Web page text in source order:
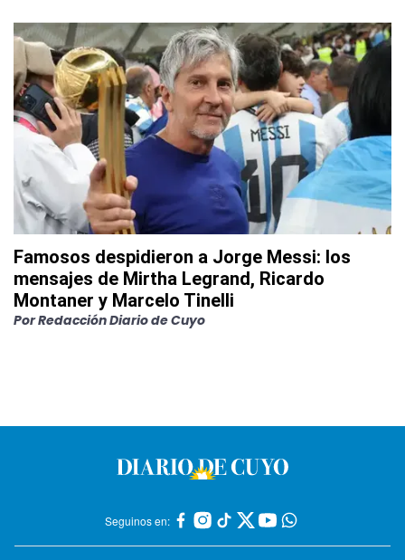
Famosos despidieron a Jorge Messi: los
mensajes de Mirtha Legrand, Ricardo
Montaner y Marcelo Tinelli
PorRedacción Diario de Cuyo
Seguinos en: